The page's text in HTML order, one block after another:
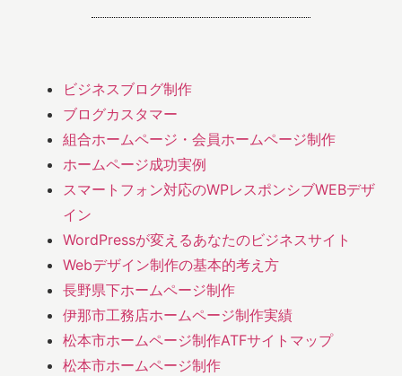
ビジネスブログ制作
ブログカスタマー
組合ホームページ・会員ホームページ制作
ホームページ成功実例
スマートフォン対応のWPレスポンシブWEBデザ
イン
WordPressが変えるあなたのビジネスサイト
Webデザイン制作の基本的考え方
長野県下ホームページ制作
伊那市工務店ホームページ制作実績
松本市ホームページ制作ATFサイトマップ
松本市ホームページ制作